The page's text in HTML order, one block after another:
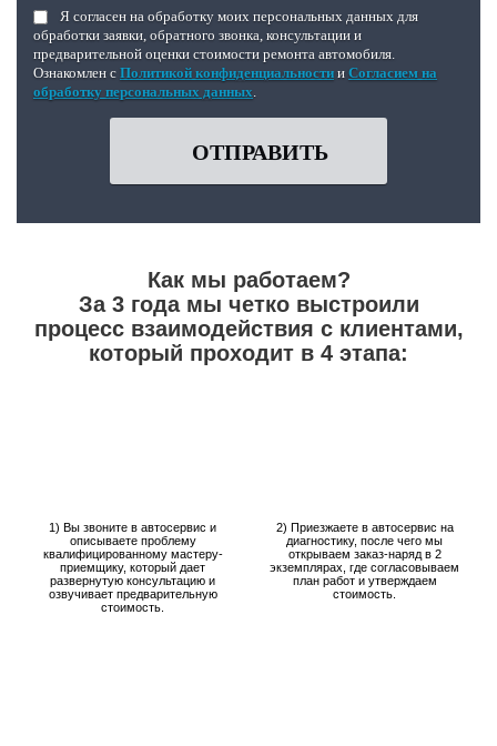
Я согласен на обработку моих персональных данных для
обработки заявки, обратного звонка, консультации и
предварительной оценки стоимости ремонта автомобиля.
Ознакомлен с Политикой конфиденциальности и Согласием на
обработку персональных данных.
ОТПРАВИТЬ
Как мы работаем?
За 3 года мы четко выстроили
процесс взаимодействия с клиентами,
который проходит в 4 этапа:
1) Вы звоните в автосервис и
описываете проблему
квалифицированному мастеру-
приемщику, который дает
развернутую консультацию и
озвучивает предварительную
стоимость.
2) Приезжаете в автосервис на
диагностику, после чего мы
открываем заказ-наряд в 2
экземплярах, где согласовываем
план работ и утверждаем
стоимость.